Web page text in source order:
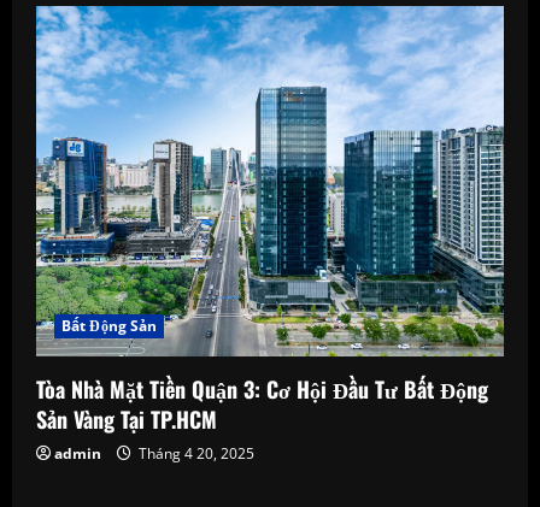
Bất Động Sản
Tòa Nhà Mặt Tiền Quận 3: Cơ Hội Đầu Tư Bất Động
Sản Vàng Tại TP.HCM
admin Tháng 4 20, 2025